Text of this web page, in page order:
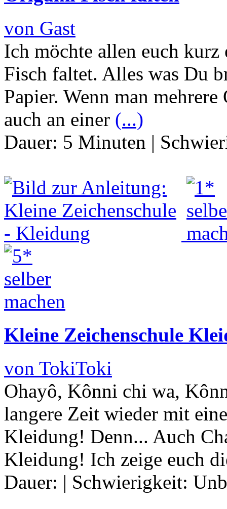
von Gast
Ich möchte allen euch
Fisch faltet. Alles was Du
Papier. Wenn man
auch an einer (...)
Dauer: 5 Minuten |
Kleine Zeichenschule
von TokiToki
Ohayô, Kônni chi wa,
langere Zeit wieder mit
Kleidung! Denn... Auch
Kleidung! Ich zeige euch
Dauer: | Schwierigkeit: